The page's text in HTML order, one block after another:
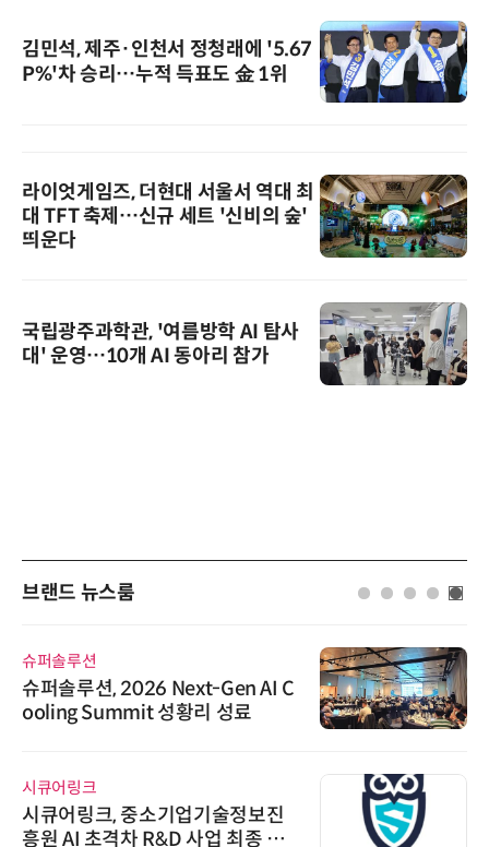
김민석, 제주·인천서 정청래에 '5.67
P%'차 승리…누적 득표도 金 1위
라이엇게임즈, 더현대 서울서 역대 최
대 TFT 축제…신규 세트 '신비의 숲'
띄운다
국립광주과학관, '여름방학 AI 탐사
대' 운영…10개 AI 동아리 참가
브랜드 뉴스룸
슈퍼솔루션
슈퍼솔루션, 2026 Next-Gen AI C
ooling Summit 성황리 성료
시큐어링크
시큐어링크, 중소기업기술정보진
흥원 AI 초격차 R&D 사업 최종 선